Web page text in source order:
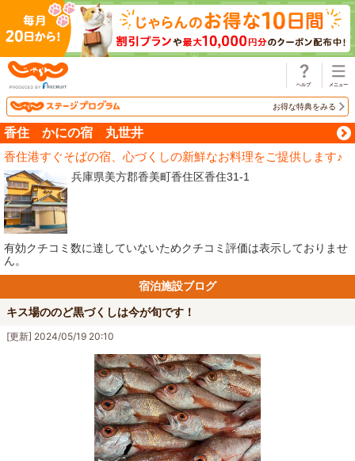
お得な特典をみる
香住 かにの宿 丸世井
香住港すぐそばの宿、心づくしの新鮮なお料理をご提供します♪
兵庫県美方郡香美町香住区香住31-1
有効クチコミ数に達していないためクチコミ評価は表示しておりませ
ん。
宿泊施設ブログ
キス場ののど黒づくしは今が旬です！
[更新] 2024/05/19 20:10